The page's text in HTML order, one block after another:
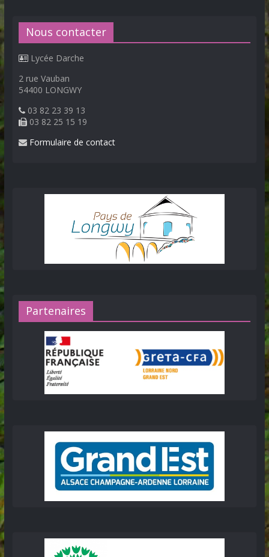
Nous contacter
Lycée Darche
2 rue Vauban
54400 LONGWY
03 82 23 39 13
03 82 25 15 19
Formulaire de contact
Partenaires